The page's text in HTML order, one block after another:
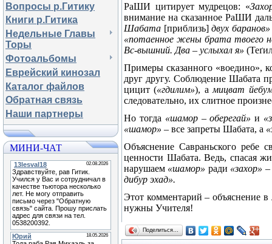
Вопросы р.Гитику
Книги р.Гитика
Недельные Главы
Торы
Фотоальбомы
Еврейский кинозал
Каталог файлов
Обратная связь
Наши партнеры
МИНИ-ЧАТ
РаШИ цитирует мудрецов: «
внимание на сказанное РаШИ
Шабата [приблизь]двух
«потаенное жены брата твоего
Вс-вышний. Два – услыхал я» (Теґ
Примеры сказанного «воедино»,
друг другу. Соблюдение Шабата
цицит («гдилим»), а мицват
следовательно, их слитное
Но тогда «шамор – оберегай» и
«шамор» – все запреты Шабата, а
Объяснение Савраньского ребе
ценности Шабата. Ведь, спасая
нарушаем «шамор» ради «захор» –
дибур эхад».
Этот комментарий – объяснение
нужны Учителя!
Поделиться…